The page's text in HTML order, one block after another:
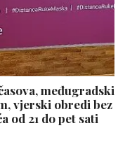
međugradski
vjerski obredi bez
od 21 do pet sati